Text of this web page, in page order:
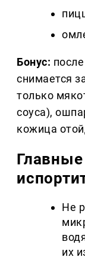
Бонус:
снимается
только
соуса),
кожица
Не
их